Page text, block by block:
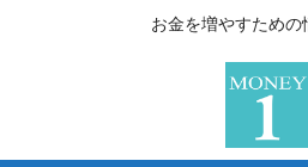
お金を増やすための